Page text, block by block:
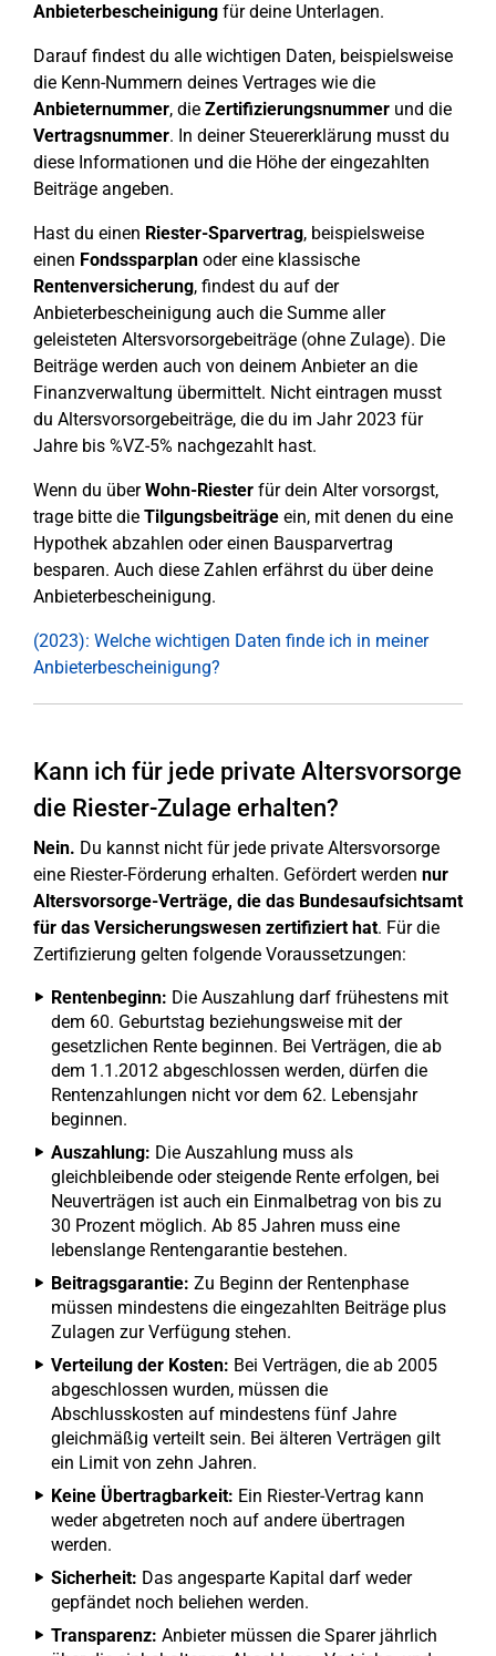
Anbieterbescheinigung für deine Unterlagen.
Darauf findest du alle wichtigen Daten, beispielsweise
die Kenn-Nummern deines Vertrages wie die
Anbieternummer, die Zertifizierungsnummer und die
Vertragsnummer. In deiner Steuererklärung musst du
diese Informationen und die Höhe der eingezahlten
Beiträge angeben.
Hast du einen Riester-Sparvertrag, beispielsweise
einen Fondssparplan oder eine klassische
Rentenversicherung, findest du auf der
Anbieterbescheinigung auch die Summe aller
geleisteten Altersvorsorgebeiträge (ohne Zulage). Die
Beiträge werden auch von deinem Anbieter an die
Finanzverwaltung übermittelt. Nicht eintragen musst
du Altersvorsorgebeiträge, die du im Jahr 2023 für
Jahre bis %VZ-5% nachgezahlt hast.
Wenn du überWohn-Riester für dein Alter vorsorgst,
trage bitte die Tilgungsbeiträge ein, mit denen du eine
Hypothek abzahlen oder einen Bausparvertrag
besparen. Auch diese Zahlen erfährst du über deine
Anbieterbescheinigung.
(2023): Welche wichtigen Daten finde ich in meiner
Anbieterbescheinigung?
Kann ich für jede private Altersvorsorge
die Riester-Zulage erhalten?
Nein. Du kannst nicht für jede private Altersvorsorge
eine Riester-Förderung erhalten. Gefördert werden nur
Altersvorsorge-Verträge, die das Bundesaufsichtsamt
für das Versicherungswesen zertifiziert hat. Für die
Zertifizierung gelten folgende Voraussetzungen:
Rentenbeginn: Die Auszahlung darf frühestens mit
dem 60. Geburtstag beziehungsweise mit der
gesetzlichen Rente beginnen. Bei Verträgen, die ab
dem 1.1.2012 abgeschlossen werden, dürfen die
Rentenzahlungen nicht vor dem 62. Lebensjahr
beginnen.
Auszahlung: Die Auszahlung muss als
gleichbleibende oder steigende Rente erfolgen, bei
Neuverträgen ist auch ein Einmalbetrag von bis zu
30 Prozent möglich. Ab 85 Jahren muss eine
lebenslange Rentengarantie bestehen.
Beitragsgarantie: Zu Beginn der Rentenphase
müssen mindestens die eingezahlten Beiträge plus
Zulagen zur Verfügung stehen.
Verteilung der Kosten: Bei Verträgen, die ab 2005
abgeschlossen wurden, müssen die
Abschlusskosten auf mindestens fünf Jahre
gleichmäßig verteilt sein. Bei älteren Verträgen gilt
ein Limit von zehn Jahren.
Keine Übertragbarkeit: Ein Riester-Vertrag kann
weder abgetreten noch auf andere übertragen
werden.
Sicherheit: Das angesparte Kapital darf weder
gepfändet noch beliehen werden.
Transparenz: Anbieter müssen die Sparer jährlich